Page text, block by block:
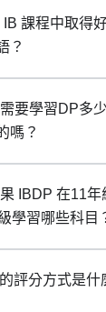
IB 課程中取得
？
要學習DP多
嗎？
IBDP 在11
學習哪些科目
評分方式是什